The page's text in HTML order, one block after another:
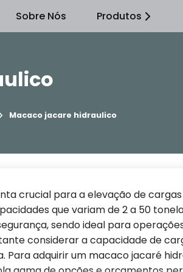
Sobre Nós Produtos
Macaco jacare hidraulico
crucial para a elevação de
que variam de 2 a 50
sendo ideal para
considerar a capacidade de
Para adquirir um macaco jacaré